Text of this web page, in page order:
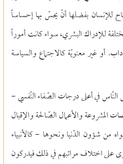
للإنسان بفضلها أنْ يحسّ بها إحساساً
للإدراك البشري، سواء كانت أموراً
أو غير معنويّة كالاجتماع والسياسة
النّاس في أعلى درجات الصّفاء النّفسي-
المشروعة والأعمال الصّالحة والإقبال
من شؤون الدّنيا ونحوها -كالأنبياء
على اختلاف مراتبهم في ذلك فيدركون